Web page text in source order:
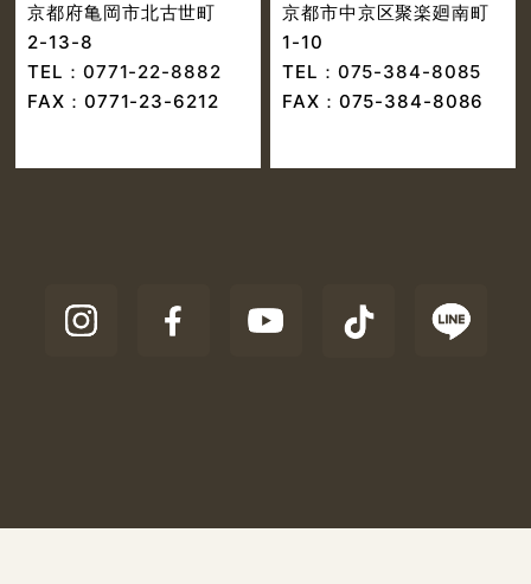
京都府亀岡市北古世町
2-13-8
TEL： 0771-22-8882
FAX：0771-23-6212
京都市中京区聚楽廻南町
1-10
TEL： 075-384-8085
FAX：075-384-8086